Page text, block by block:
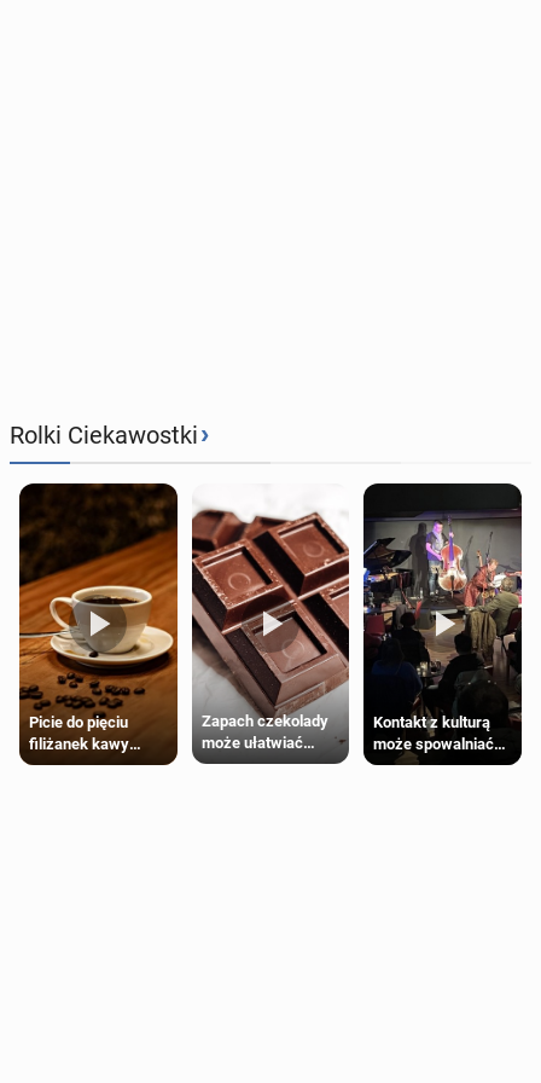
Rolki Ciekawostki›
Picie do pięciu
filiżanek kawy
dziennie jest
Zapach czekolady
może ułatwiać
trening siłowy
Kontakt z kulturą
może spowalniać
starzenie